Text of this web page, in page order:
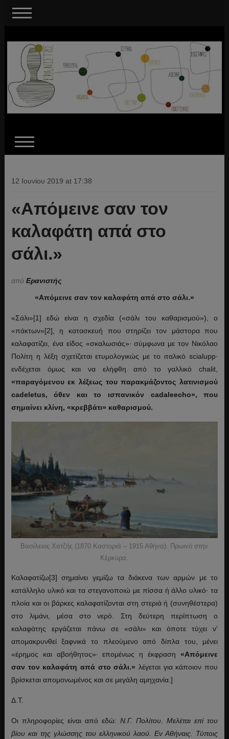
12 Ιουνίου 2019 at 17:38
«Απόμεινε σαν τον
καλαφάτη απά στο
σάλι.»
από Ερανιστής
«Απόμεινε σαν τον καλαφάτη απά στο σάλι.»
«Σάλι»[1] εδώ είναι η σχεδία («σάλι του καθαρισμού»), ο
«πάκτων»[2], η κατασκευή που στηρίζει τον μάστορα που
καλαφατίζει, ένα είδος «σκαλωσιάς»· σύμφωνα με τον Νικόλαο
Πολίτη η λέξη σχετίζεται ετυμολογικώς με το ιταλικό scialupp·
ενδέχεται όμως και να ελήφθη από το γαλλικό chalit,
«παραγόμενου εκ λέξεως του παρακμάζοντος λατινισμού
cadeletus, όθεν και το ισπανικόν cadaleecho», που
σημαίνει κλίνη, «κρεββάτι» καθαρισμού.
Βασίλειος Χατζής (1870 Καστοριά – 1915 Αθήνα). Πρωινό στην
Κέρκυρα.
Καλαφατίζω[3] σημαίνει γεμίζω τα διάκενα των αρμών με το
κατάλληλο υλικό και τα στεγανοποιώ με πίσσα ή άλλο υλικό· τα
πλοία και οι βάρκες καλαφατίζονται στη στεριά ή (συνηθέστερα)
στο λιμάνι, μέσα στο νερό. Στη δεύτερη περίπτωση ο
καλαφάτης εργάζεται πάνω σε «σάλι» και όποτε τύχει ν’
απομακρυνθεί ξαφνικά το πλεούμενο από δίπλα του, μένει
«έρημος και αβοήθητος»· επομένως η έκφραση«Απόμεινε
σαν τον καλαφάτη απά στο σάλι.» λέγεται για κάποιον που
βρίσκεται απομονωμένος και σε μεγάλη αμηχανία.]
Δ.Τ.
Οι πληροφορίες είναι από εδώ: Ν.Γ. Πολίτου. Μελέται επί του
βίου και της γλώσσης του ελληνικού λαού. Εν Αθήναις. Τύποις